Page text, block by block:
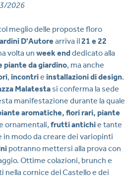
2026
meglio delle proposte floro
D'Autore arriva il21 e 22
volta un week enddedicato alla
piante da giardino, ma anche
, incontrie installazioni di design.
Malatesta si conferma la sede
manifestazione durante la quale
aromatiche, fiori rari, piante
ornamentali, frutti antichie tante
modo da creare dei variopinti
potranno mettersi alla prova con
Ottime colazioni, brunch e
cornice del Castello e dei